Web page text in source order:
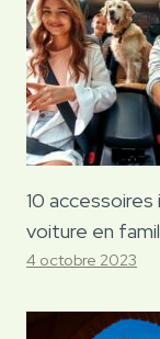
10
voiture en
4 octobre 2023